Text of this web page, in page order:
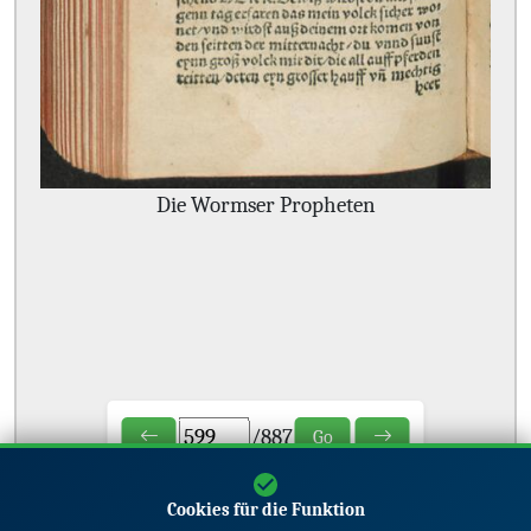
Die Wormser Propheten
/887 Go
Cookies für die Funktion